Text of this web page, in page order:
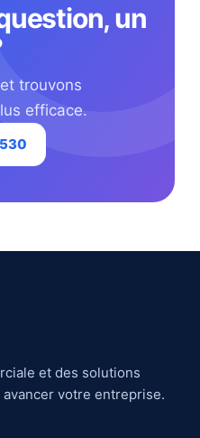
un
trouvons
efficace.
et des solutions
votre entreprise.